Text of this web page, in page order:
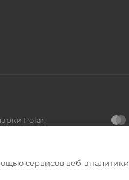
Polar.
сервисов веб-аналитики.